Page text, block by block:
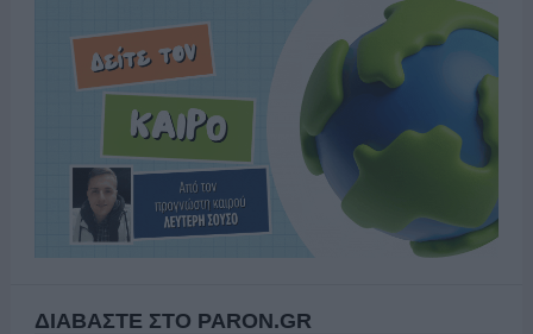
ΔΙΑΒΑΣΤΕ ΣΤΟ PARON.GR